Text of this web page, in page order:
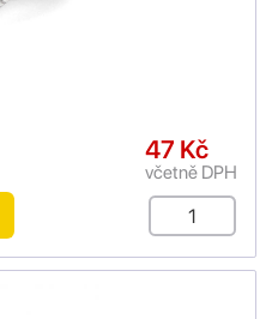
47 Kč
včetně DPH